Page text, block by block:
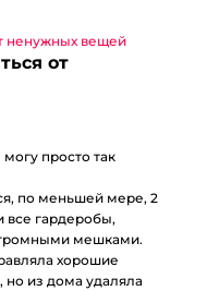
от
просто так
по меньшей мере, 2
все гардеробы,
мешками.
хорошие
но из дома удаляла